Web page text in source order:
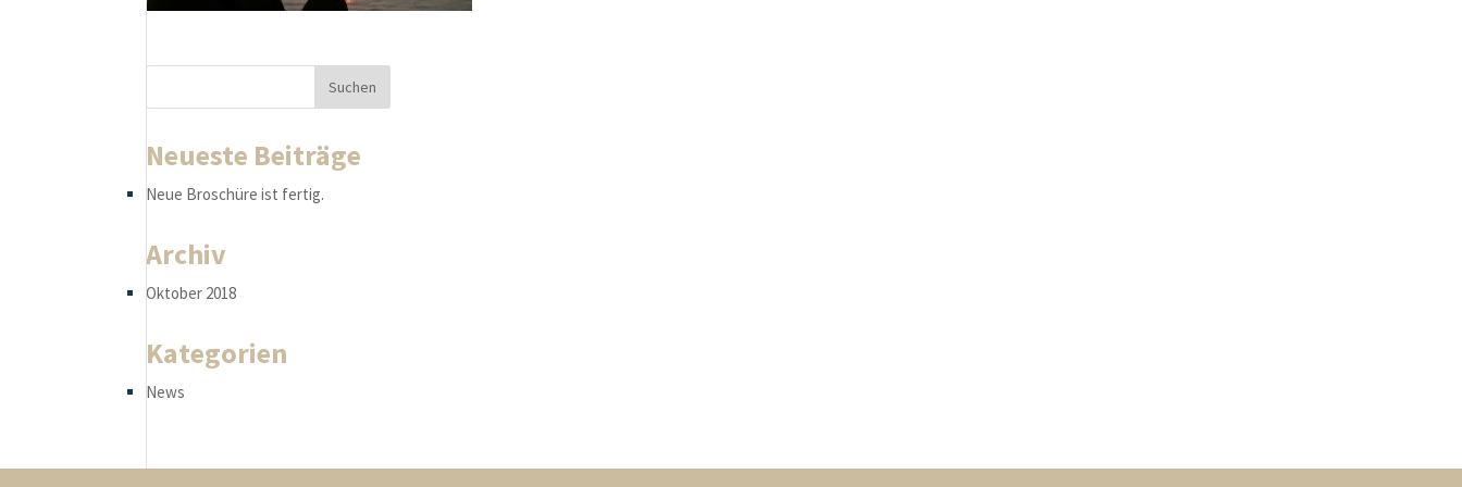
Neueste Beiträge
Neue Broschüre ist fertig.
Archiv
Oktober 2018
Kategorien
News